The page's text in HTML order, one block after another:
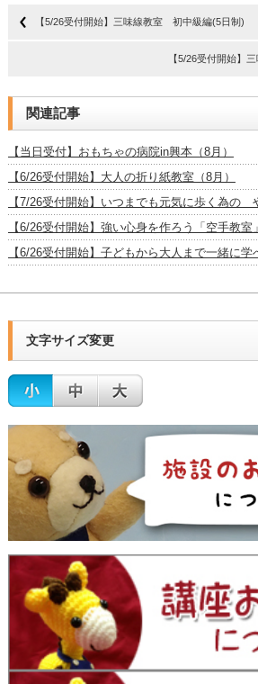
【5/26受付開始】三味線教室 初中級編(5日制)
【5/26受付開始】
関連記事
【当日受付】おもちゃの病院in興本（8月）
【6/26受付開始】大人の折り紙教室（8月）
【7/26受付開始】いつまでも元気に歩く為の
【6/26受付開始】強い心身を作ろう「空手教室
【6/26受付開始】子どもから大人まで一緒に
文字サイズ変更